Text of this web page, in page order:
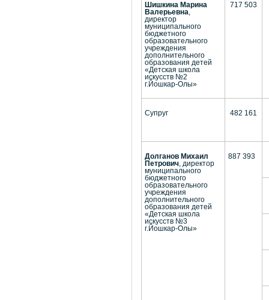
Шишкина Марина
Валерьевна
директор
муниципального
бюджетного
образовательного
учреждения
дополнительного
образования детей
«Детская школа
искусств №2
г.Йошкар-Олы»
717 503
Супруг 482 161
Долганов Михаил
Петрович , директор
муниципального
бюджетного
образовательного
учреждения
дополнительного
образования детей
«Детская школа
искусств №3
г.Йошкар-Олы»
887 393